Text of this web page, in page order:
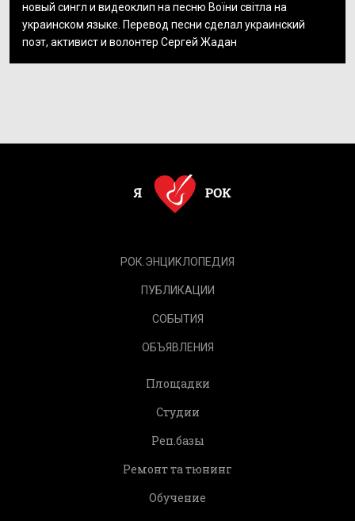
новый сингл и видеоклип на песню Воїни світла на
украинском языке. Перевод песни сделал украинский
поэт, активист и волонтер Сергей Жадан
РОК.ЭНЦИКЛОПЕДИЯ
ПУБЛИКАЦИИ
СОБЫТИЯ
ОБЪЯВЛЕНИЯ
Площадки
Студии
Реп.базы
Ремонт та тюнинг
Обучение